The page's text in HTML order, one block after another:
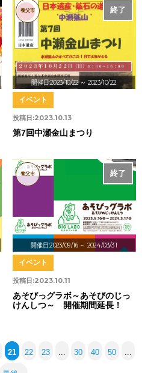
開催日:2023/10/22 ～ 2023/10/22
終了
養父市
投稿日:2023.10.13
イベント
第7回中瀬金山まつり
開催日:2023/09/16 ～ 2024/03/31
終了
養父市
投稿日:2023.10.11
イベント
あそびっグラボ～あそびのじっ
けんしつ～ 開催期間延長！
21 22 23 30 40 50